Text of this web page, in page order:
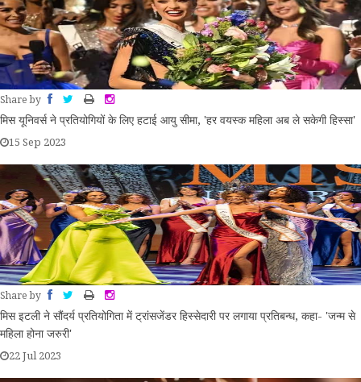
Share by
मिस यूनिवर्स ने प्रतियोगियों के लिए हटाई आयु सीमा, 'हर वयस्क महिला अब ले सकेगी हिस्सा'
15 Sep 2023
Share by
मिस इटली ने सौंदर्य प्रतियोगिता में ट्रांसजेंडर हिस्सेदारी पर लगाया प्रतिबन्ध, कहा- 'जन्म से
महिला होना जरुरी'
22 Jul 2023